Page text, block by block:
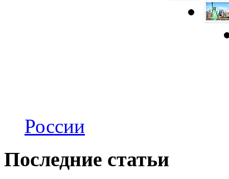
России
Последние статьи